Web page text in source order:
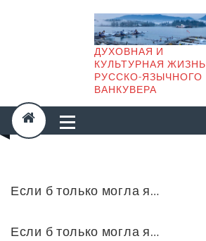
ДУХОВНАЯ И
КУЛЬТУРНАЯ ЖИЗНЬ
РУССКО-ЯЗЫЧНОГО
ВАНКУВЕРА
Если б только могла я…
Если б только могла я…